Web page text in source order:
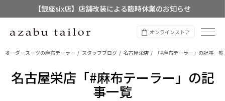
【銀座six店】店舗改装による臨時休業のお知らせ
【店舗限定】レディースオーダースーツ
オンラインストア
オーダースーツの麻布テーラー スタッフブログ 名古屋栄店 「#麻布テーラー」の記事一覧
名古屋栄店「#麻布テーラー」の記
事一覧